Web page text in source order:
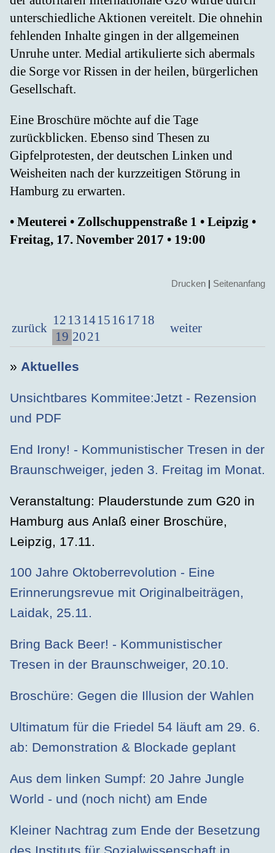
unterschiedliche Aktionen vereitelt. Die ohnehin
fehlenden Inhalte gingen in der allgemeinen
Unruhe unter. Medial artikulierte sich abermals
die Sorge vor Rissen in der heilen, bürgerlichen
Gesellschaft.
Eine Broschüre möchte auf die Tage
zurückblicken. Ebenso sind Thesen zu
Gipfelprotesten, der deutschen Linken und
Weisheiten nach der kurzzeitigen Störung in
Hamburg zu erwarten.
• Meuterei • Zollschuppenstraße 1 • Leipzig •
Freitag, 17. November 2017 • 19:00
Drucken | Seitenanfang
zurück
12 13 1415 16 17 18
19 2021
weiter
» Aktuelles
Unsichtbares Kommitee:Jetzt - Rezension
und PDF
End Irony! - Kommunistischer Tresen in der
Braunschweiger, jeden 3. Freitag im Monat.
Veranstaltung: Plauderstunde zum G20 in
Hamburg aus Anlaß einer Broschüre,
Leipzig, 17.11.
100 Jahre Oktoberrevolution - Eine
Erinnerungsrevue mit Originalbeiträgen,
Laidak, 25.11.
Bring Back Beer! - Kommunistischer
Tresen in der Braunschweiger, 20.10.
Broschüre: Gegen die Illusion der Wahlen
Ultimatum für die Friedel 54 läuft am 29. 6.
ab: Demonstration & Blockade geplant
Aus dem linken Sumpf: 20 Jahre Jungle
World - und (noch nicht) am Ende
Kleiner Nachtrag zum Ende der Besetzung
des Instituts für Sozialwissenschaft in